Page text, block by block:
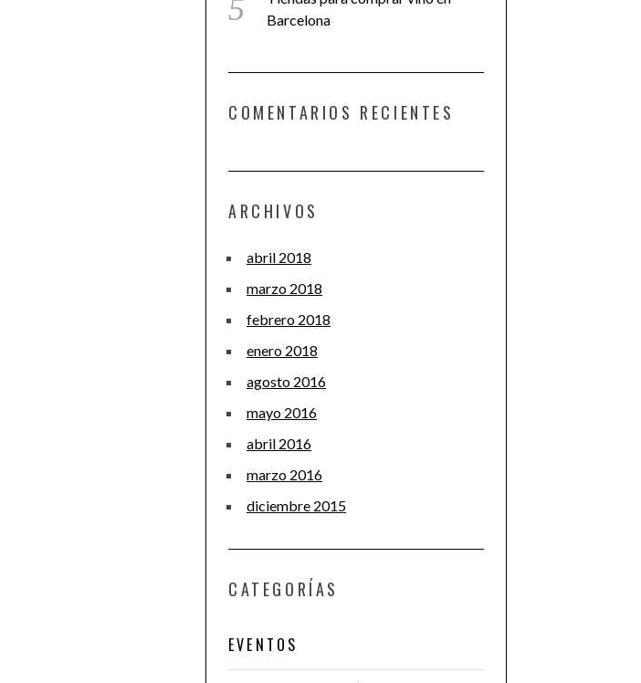
Barcelona
COMENTARIOS RECIENTES
ARCHIVOS
abril 2018
marzo 2018
febrero 2018
enero 2018
agosto 2016
mayo 2016
abril 2016
marzo 2016
diciembre 2015
CATEGORÍAS
EVENTOS